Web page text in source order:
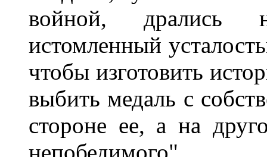
войной, дрались
истомленный
чтобы изготовить
выбить медаль с
стороне ее, а на